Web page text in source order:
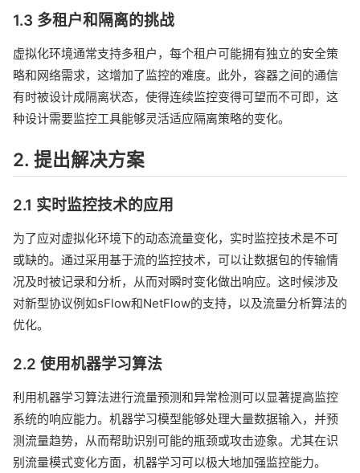
1.3 多租户和隔离的挑战
虚拟化环境通常支持多租户，每个租户可能拥有独立的安全策
略和网络需求，这增加了监控的难度。此外，容器之间的通信
有时被设计成隔离状态，使得连续监控变得可望而不可即，这
种设计需要监控工具能够灵活适应隔离策略的变化。
2. 提出解决方案
2.1 实时监控技术的应用
为了应对虚拟化环境下的动态流量变化，实时监控技术是不可
或缺的。通过采用基于流的监控技术，可以让数据包的传输情
况及时被记录和分析，从而对瞬时变化做出响应。这时候涉及
对新型协议例如sFlow和NetFlow的支持，以及流量分析算法的
优化。
2.2 使用机器学习算法
利用机器学习算法进行流量预测和异常检测可以显著提高监控
系统的响应能力。机器学习模型能够处理大量数据输入，并预
测流量趋势，从而帮助识别可能的瓶颈或攻击迹象。尤其在识
别流量模式变化方面，机器学习可以极大地加强监控能力。